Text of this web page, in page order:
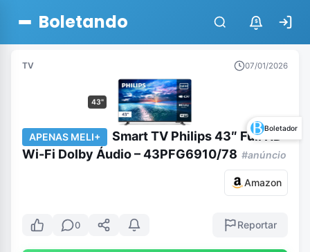
Boletando $
TV 07/01/2026
43"
Boletador
APENAS MELI+
Smart TV Philips 43″ Full HD
Wi-Fi Dolby Áudio – 43PFG6910/78 #anúncio
Amazon
0 Reportar